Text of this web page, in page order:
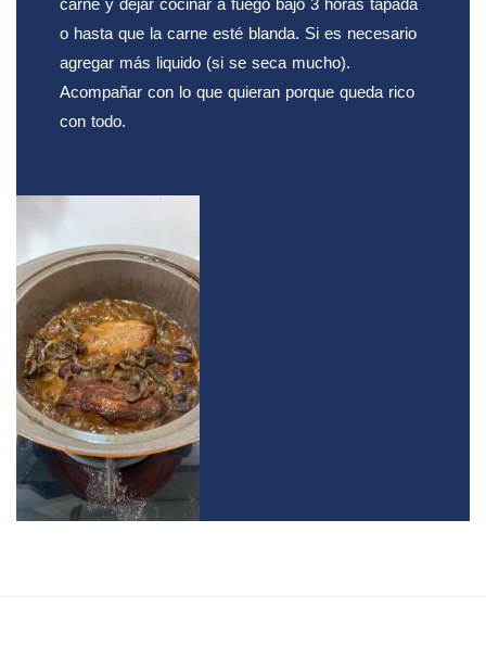
carne y dejar cocinar a fuego bajo 3 horas tapada
o hasta que la carne esté blanda. Si es necesario
agregar más liquido (si se seca mucho).
Acompañar con lo que quieran porque queda rico
con todo.